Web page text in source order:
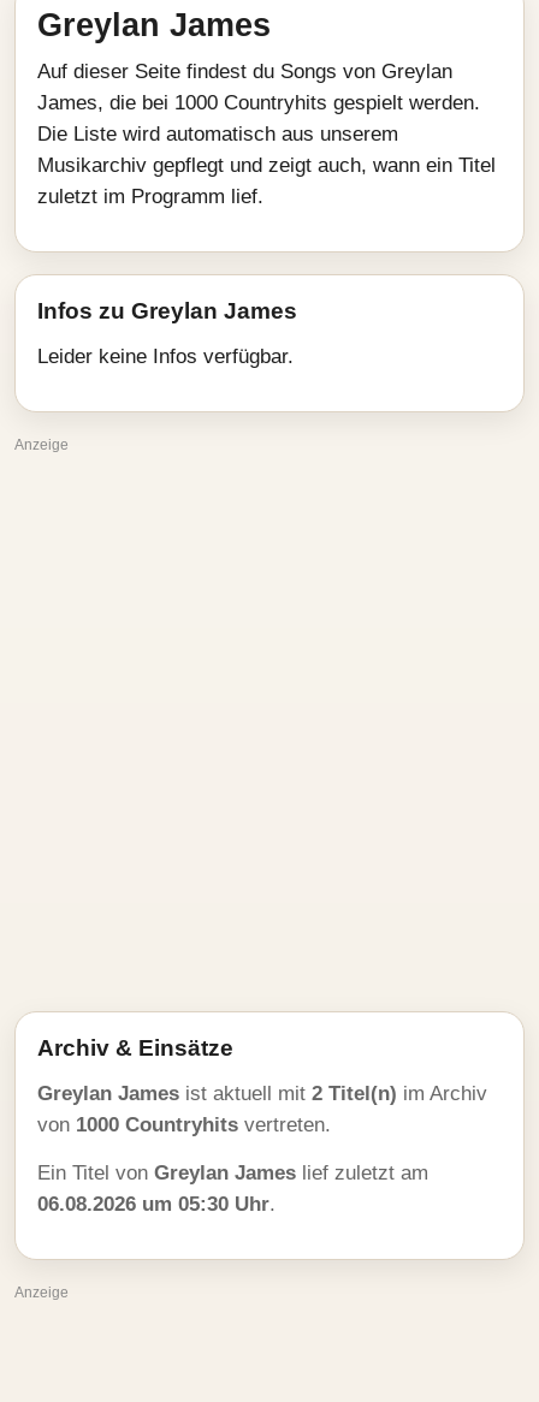
Greylan James
Auf dieser Seite findest du Songs von Greylan
James, die bei 1000 Countryhits gespielt werden.
Die Liste wird automatisch aus unserem
Musikarchiv gepflegt und zeigt auch, wann ein Titel
zuletzt im Programm lief.
Infos zu Greylan James
Leider keine Infos verfügbar.
Anzeige
Archiv & Einsätze
Greylan James ist aktuell mit 2 Titel(n) im Archiv
von 1000 Countryhits vertreten.
Ein Titel von Greylan James lief zuletzt am
06.08.2026 um 05:30 Uhr.
Anzeige